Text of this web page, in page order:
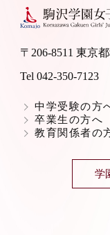
〒206-8511 東京
Tel 042-350-7123
中学受験の方
卒業生の方へ
教育関係者の
学